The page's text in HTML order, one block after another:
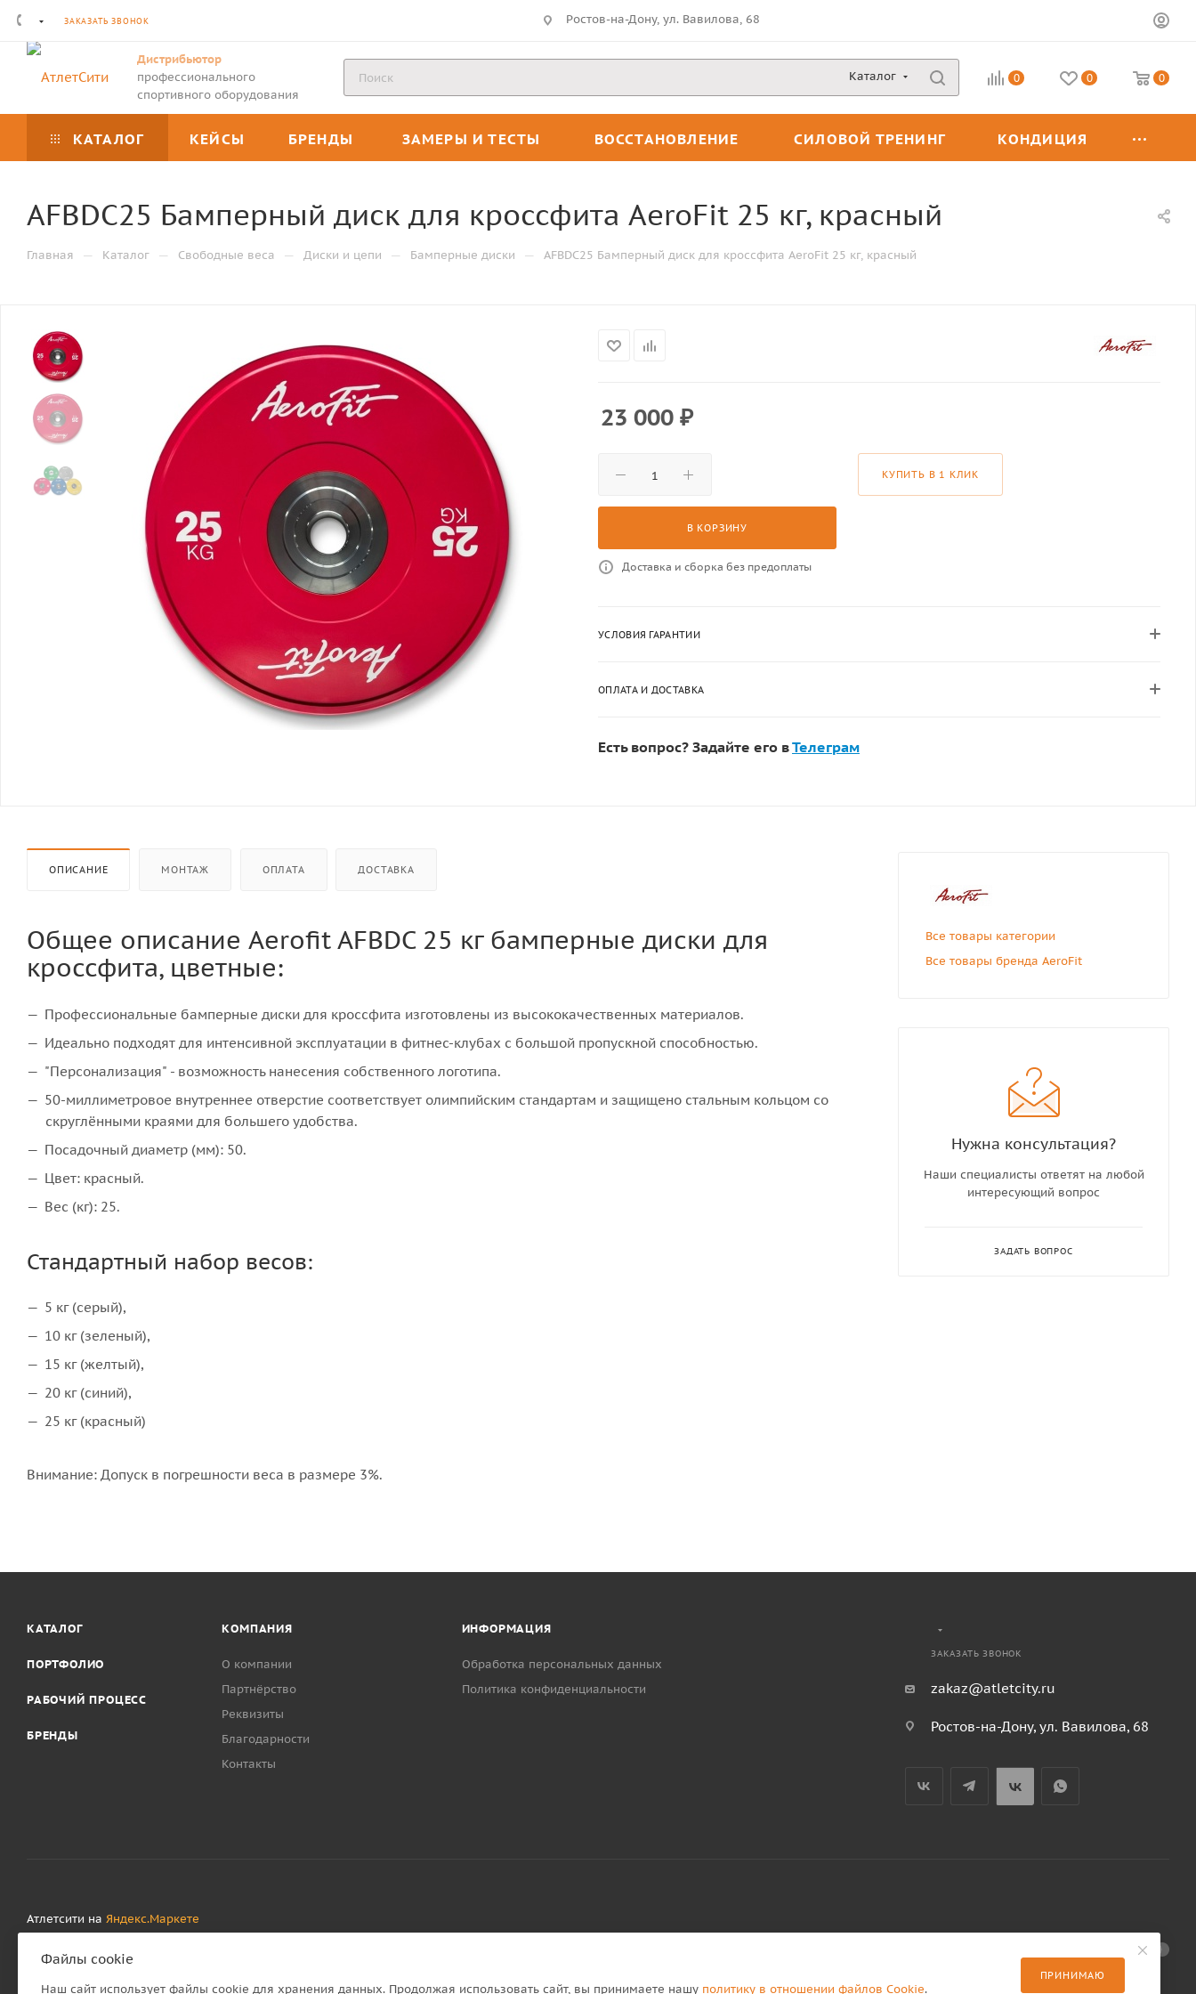
ЗАКАЗАТЬ ЗВОНОК Ростов-на-Дону, ул. Вавилова, 68
Дистрибьютор
профессионального
спортивного оборудования
Каталог 0 0 0
КАТАЛОГ КЕЙСЫ БРЕНДЫ ЗАМЕРЫ И ТЕСТЫ ВОССТАНОВЛЕНИЕ СИЛОВОЙ ТРЕНИНГ КОНДИЦИЯ
AFBDC25 Бамперный диск для кроссфита AeroFit 25 кг, красный
Главная — Каталог — Свободные веса — Диски и цепи — Бамперные диски — AFBDC25 Бамперный диск для кроссфита AeroFit 25 кг, красный
23 000 ₽
В КОРЗИНУ
КУПИТЬ В 1 КЛИК
Доставка и сборка без предоплаты
УСЛОВИЯ ГАРАНТИИ
ОПЛАТА И ДОСТАВКА
Есть вопрос? Задайте его вТелеграм
ОПИСАНИЕ МОНТАЖ ОПЛАТА ДОСТАВКА
Общее описание Aerofit AFBDC 25 кг бамперные диски для
кроссфита, цветные:
Профессиональные бамперные диски для кроссфита изготовлены из высококачественных материалов.
Идеально подходят для интенсивной эксплуатации в фитнес-клубах с большой пропускной способностью.
"Персонализация" - возможность нанесения собственного логотипа.
50-миллиметровое внутреннее отверстие соответствует олимпийским стандартам и защищено стальным кольцом со
скруглёнными краями для большего удобства.
Посадочный диаметр (мм): 50.
Цвет: красный.
Вес (кг): 25.
Стандартный набор весов:
5 кг (серый),
10 кг (зеленый),
15 кг (желтый),
20 кг (синий),
25 кг (красный)
Внимание: Допуск в погрешности веса в размере 3%.
Все товары категории
Все товары бренда AeroFit
Нужна консультация?
Наши специалисты ответят на любой
интересующий вопрос
ЗАДАТЬ ВОПРОС
КАТАЛОГ
ПОРТФОЛИО
РАБОЧИЙ ПРОЦЕСС
БРЕНДЫ
КОМПАНИЯ
О компании
Партнёрство
Реквизиты
Благодарности
Контакты
ИНФОРМАЦИЯ
Обработка персональных данных
Политика конфиденциальности
ЗАКАЗАТЬ ЗВОНОК
zakaz@atletcity.ru
Ростов-на-Дону, ул. Вавилова, 68
Атлетсити на Яндекс.Маркете
Файлы cookie
Наш сайт использует файлы cookie для хранения данных. Продолжая использовать сайт, вы принимаете нашу политику в отношении файлов Cookie.
ПРИНИМАЮ